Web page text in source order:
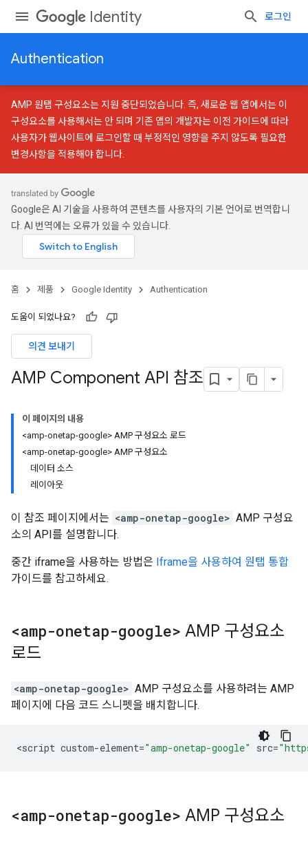
Identity 로그인
Authentication
AMP 원탭 구성요소는 지원 중단되었습니다. 즉, 새로운 웹 앱에서는 이
구성요소를 사용해서는 안 되며 기존 앱의 개발자는 이전 가이드에 따라
사용자가 웹사이트에 로그인할 때 부정적인 영향을 주지 않도록 필요한
변경사항을 적용해야 합니다.
Google은 AI 기술을 사용하여 콘텐츠를 사용자의 기본 언어로 번역합니
다. AI 번역에는 오류가 있을 수 있습니다.
홈 제품 Google Identity Authentication
도움이 되었나요?
의견 보내기
AMP Component API 참조
이 페이지의 내용
<amp-onetap-google> AMP 구성요소 로드
<amp-onetap-google> AMP 구성요소
데이터 소스
레이아웃
이 참조 페이지에서는 <amp-onetap-google> AMP 구성요
소의 API를 설명합니다.
중간 iframe을 사용하는 방법은 Iframe을 사용하여 원탭 통합
가이드를 참고하세요.
<amp-onetap-google> AMP 구성요소
로드
<amp-onetap-google> AMP 구성요소를 사용하려는 AMP
페이지에 다음 코드 스니펫을 배치합니다.
<script custom-element="amp-onetap-google" src=
<amp-onetap-google> AMP 구성요소